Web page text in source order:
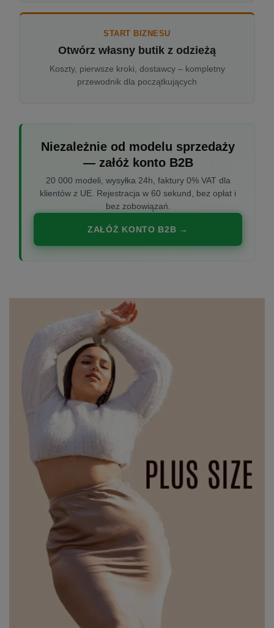
START BIZNESU
Otwórz własny butik z odzieżą
Koszty, pierwsze kroki, dostawcy – kompletny
przewodnik dla początkujących
Niezależnie od modelu sprzedaży
— załóż konto B2B
20 000 modeli, wysyłka 24h, faktury 0% VAT dla
klientów z UE. Rejestracja w 60 sekund, bez opłat i
bez zobowiązań.
ZAŁÓŻ KONTO B2B →